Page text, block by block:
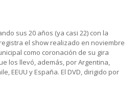
sus 20 años (ya casi 22) con la
el show realizado en noviembre
como coronación de su gira
los llevó, además, por Argentina,
EEUU y España. El DVD, dirigido por